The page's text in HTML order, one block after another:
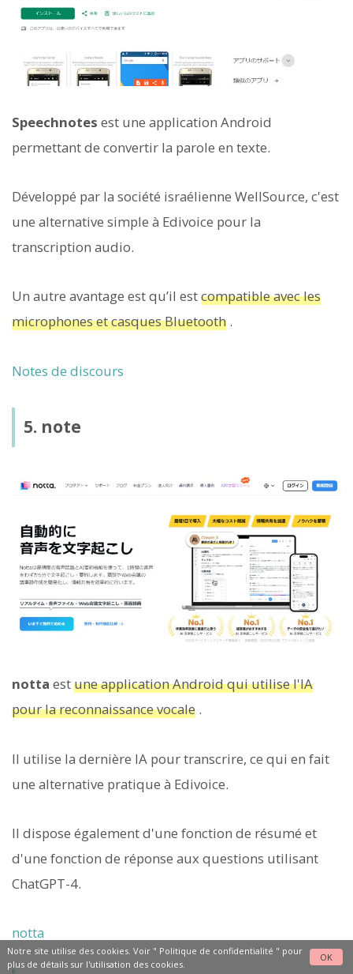
Speechnotes est une application Android
permettant de convertir la parole en texte.
Développé par la société israélienne WellSource, c'est
une alternative simple à Edivoice pour la
transcription audio.
Un autre avantage est qu’il estcompatible avec les
microphones et casques Bluetooth .
Notes de discours
5. note
notta estune application Android qui utilise l'IA
pour la reconnaissance vocale .
Il utilise la dernière IA pour transcrire, ce qui en fait
une alternative pratique à Edivoice.
Il dispose également d'une fonction de résumé et
d'une fonction de réponse aux questions utilisant
ChatGPT-4.
notta
Notre site utilise des cookies. Voir " Politique de confidentialité " pour
plus de détails sur l'utilisation des cookies.
OK